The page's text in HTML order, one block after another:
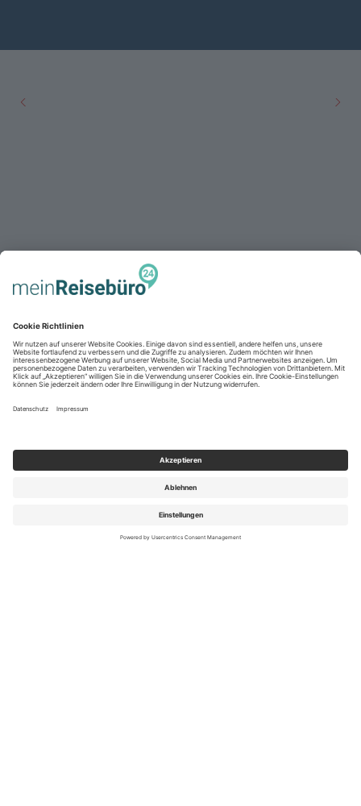
Jetzt zum Newsletter
anmelden!
Ihre E-Mail-Adresse